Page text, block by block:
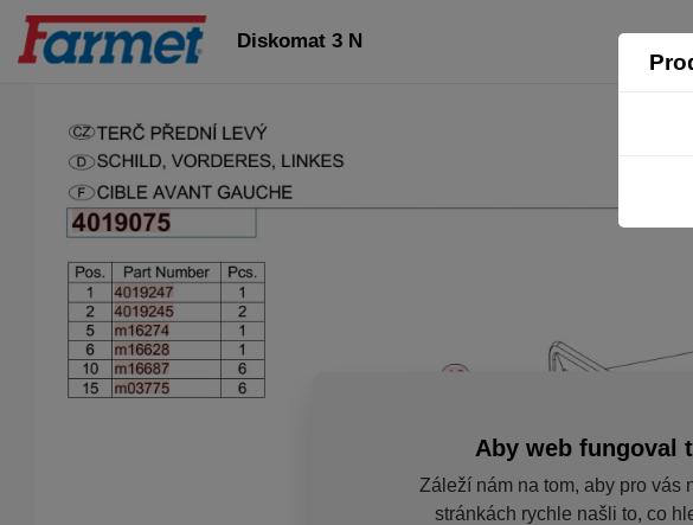
Diskomat 3 N
Aby web fungoval
Záleží nám na tom, aby pro vás
stránkách rychle našli to, co